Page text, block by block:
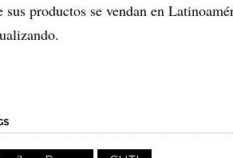
sus productos se vendan en